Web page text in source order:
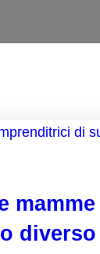
diverso